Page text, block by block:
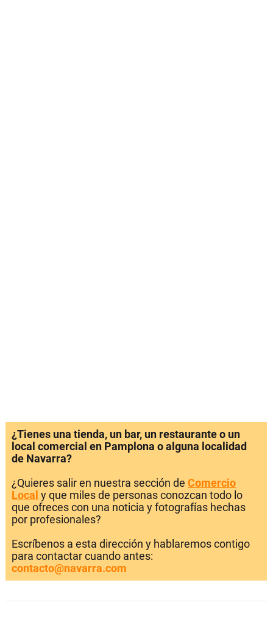
¿Tienes una tienda, un bar, un restaurante o un
local comercial en Pamplona o alguna localidad
de Navarra?
¿Quieres salir en nuestra sección de Comercio
Local y que miles de personas conozcan todo lo
que ofreces con una noticia y fotografías hechas
por profesionales?
Escríbenos a esta dirección y hablaremos contigo
para contactar cuando antes:
contacto@navarra.com